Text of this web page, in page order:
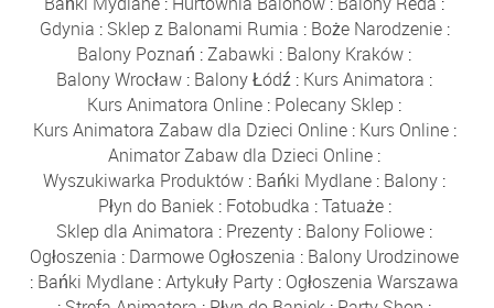
Gdynia : Sklep z Balonami Rumia : Boże Narodzenie:
Balony Poznań :Zabawki : Balony Kraków :
Balony Wrocław : Balony Łódź : Kurs Animatora :
Kurs Animatora Online : Polecany Sklep :
Kurs Animatora Zabaw dla Dzieci Online: Kurs Online:
Animator Zabaw dla Dzieci Online :
Wyszukiwarka Produktów : Bańki Mydlane : Balony :
Płyn do Baniek: Fotobudka :Tatuaże:
Sklep dla Animatora : Prezenty : Balony Foliowe :
Ogłoszenia : Darmowe Ogłoszenia : Balony Urodzinowe
: Bańki Mydlane :Artykuły Party : Ogłoszenia Warszawa